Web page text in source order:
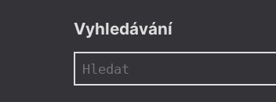
Vyhledávání